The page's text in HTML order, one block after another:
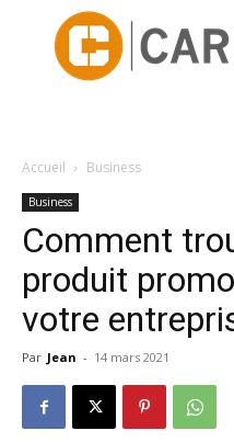
Accueil Business
Business
Comment
produit
votre
Par Jean - 14 mars 2021